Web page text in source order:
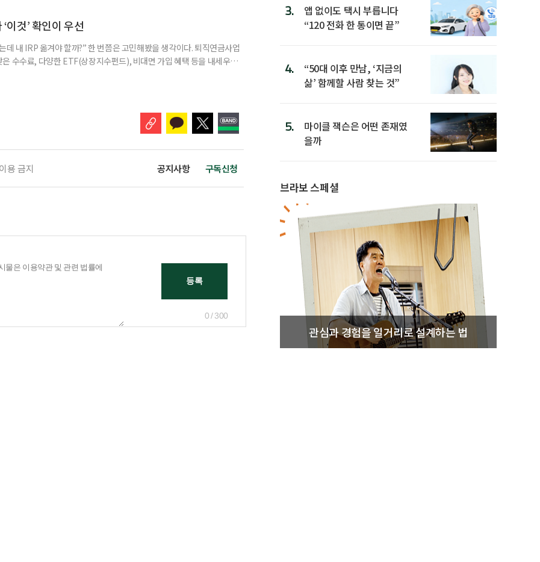
▷ 그중 내가 직접 해볼 만
이것’ 확인이 우선
데 내 IRP 옮겨야 할까?” 한 번쯤은 고민해봤을 생각이다. 퇴직연금사업
수수료, 다양한 ETF(상장지수펀드), 비대면 가입 혜택 등을 내세우며
용 금지 공지사항 구독신청
0 / 300
3.
앱 없이도 택시 부릅니다
“120 전화 한 통이면 끝”
4.
“50대 이후 만남, ‘지금의
삶’ 함께할 사람 찾는 것”
5.
마이클 잭슨은 어떤 존재였
을까
브라보 스페셜
관심과 경험을 일거리로 설계하는 법